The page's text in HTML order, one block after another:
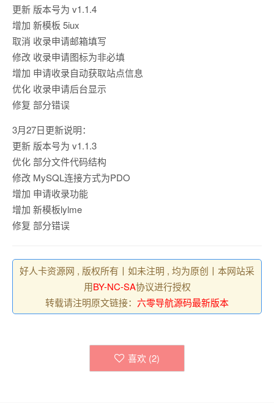
更新 版本号为 v1.1.4
增加 新模板 5iux
取消 收录申请邮箱填写
修改 收录申请图标为非必填
增加 申请收录自动获取站点信息
优化 收录申请后台显示
修复 部分错误
3月27日更新说明：
更新 版本号为 v1.1.3
优化 部分文件代码结构
修改 MySQL连接方式为PDO
增加 申请收录功能
增加 新模板lylme
修复 部分错误
好人卡资源网 , 版权所有丨如未注明 , 均为原创丨本网站采
用BY-NC-SA协议进行授权
转载请注明原文链接： 六零导航源码最新版本
喜欢 (2)